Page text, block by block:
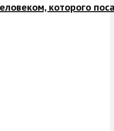
которого